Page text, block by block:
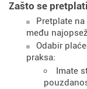
Zašto se
Pretplate
među
Odabir
praksa:
Imate